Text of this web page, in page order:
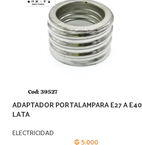
ADAPTADOR PORTALAMPARA E27 A E40
LATA
ELECTRICIDAD